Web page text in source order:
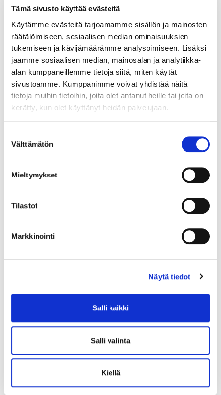
Tämä sivusto käyttää evästeitä
Käytämme evästeitä tarjoamamme sisällön ja mainosten
räätälöimiseen, sosiaalisen median ominaisuuksien
tukemiseen ja kävijämäärämme analysoimiseen. Lisäksi
jaamme sosiaalisen median, mainosalan ja analytiikka-
alan kumppaneillemme tietoja siitä, miten käytät
sivustoamme. Kumppanimme voivat yhdistää näitä
tietoja muihin tietoihin, joita olet antanut heille tai joita on
kerätty, kun olet käyttänyt heidän palvelujaan.
valinta
Välttämätön
Mieltymykset
Tilastot
Markkinointi
Näytä tiedot
Salli kaikki
Salli valinta
Kiellä
Kivisormus, koko 17½, 585br, Paino: 0,9 g
Tarjous: 80 € (6)
kirhan2
Myyrmäen Pantti
12.8.2026 21:00:30
Kultarannekello, Certina, quatrz;ei käy, 585br, Paino: 27,2 g
Tarjous:480 € (2)